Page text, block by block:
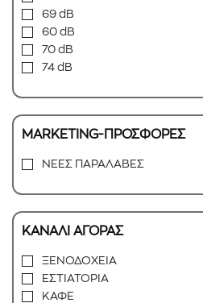
69 dB
60 dB
70 dB
74 dB
MARKETING-ΠΡΟΣΦΟΡΕΣ
ΝΕΕΣ ΠΑΡΑΛΑΒΕΣ
ΚΑΝΑΛΙ ΑΓΟΡΑΣ
ΞΕΝΟΔΟΧΕΙΑ
ΕΣΤΙΑΤΟΡΙΑ
ΚΑΦE